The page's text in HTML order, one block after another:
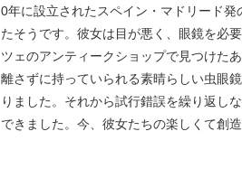
0年に設立されたスペイン・マドリード
たそうです。彼女は目が悪く、眼鏡を必
ツェのアンティークショップで見つけた
離さずに持っていられる素晴らしい虫眼
りました。それから試行錯誤を繰り返し
できました。今、彼女たちの楽しくて創